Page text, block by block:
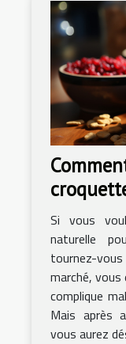
ou votre
Si vous
naturelle
tournez-
marché, vous
complique
Mais après
vous aurez